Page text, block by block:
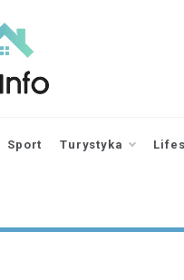
Sport Turystyka